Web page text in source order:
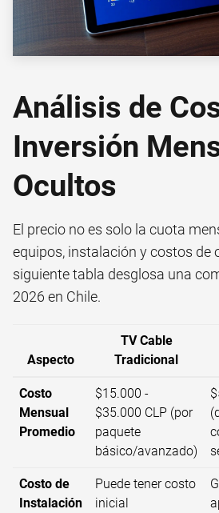
Análisis de
Inversión
Ocultos
El precio no es solo la cuota
equipos, instalación y costos de
siguiente tabla desglosa una
2026 en Chile.
Aspecto
TV Cable
Tradicional
Costo
Mensual
Promedio
$15.000 -
$35.000 CLP (por
paquete
básico/avanzado)
Costo de
Instalación
Puede tener costo
inicial